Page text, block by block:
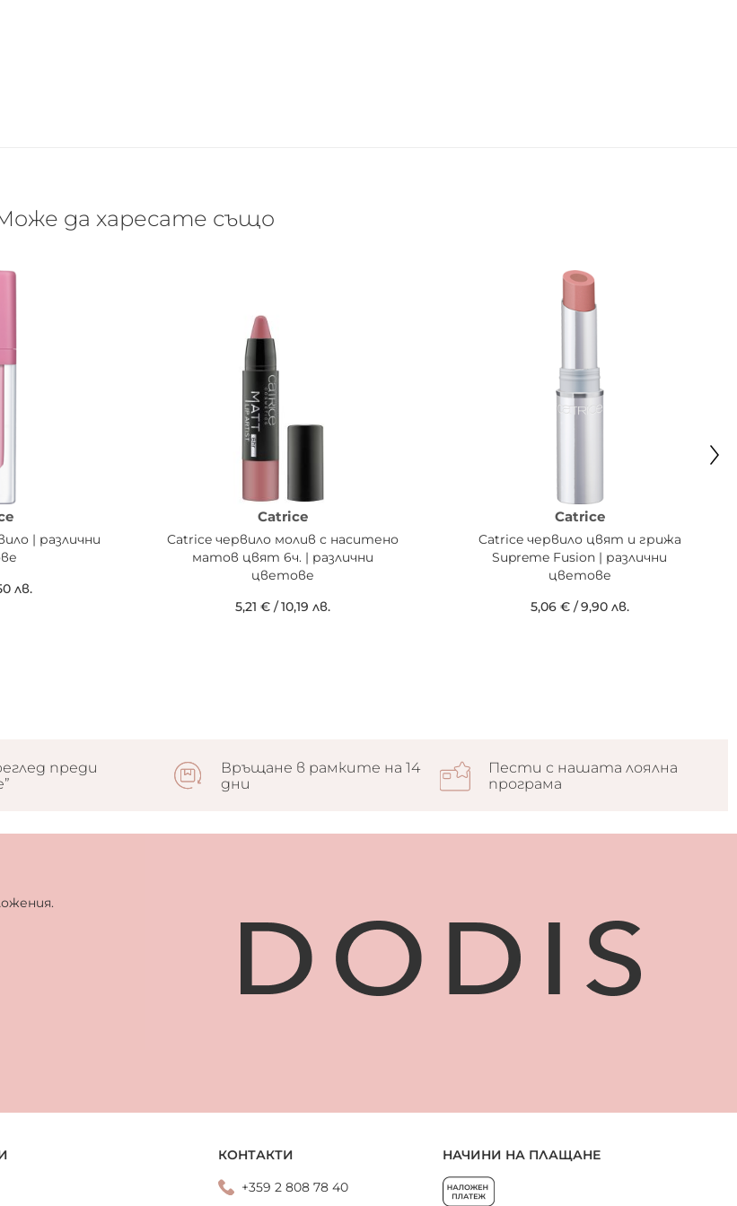
да харесате също
| различни
лв.
Catrice
Catrice червило молив с наситено
матов цвят 6ч. | различни
цветове
5,21 €/10,19 лв.
Catrice
Catrice червило цвят и грижа
Supreme Fusion | различни
цветове
5,06 €/9,90 лв.
преди
Връщане в рамките на 14
дни
Пести с нашата лоялна
програма
КОНТАКТИ
+359 2 808 78 40
НАЧИНИ НА ПЛАЩАНЕ